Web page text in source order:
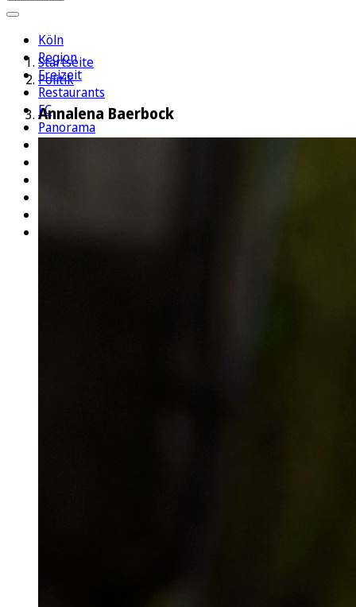
Köln
Region
Freizeit
Restaurants
FC
Panorama
Startseite
Politik
Annalena Baerbock